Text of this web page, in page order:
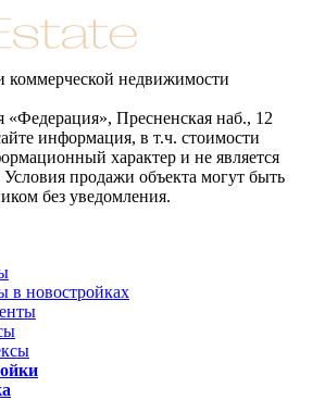
коммерческой недвижимости
Пресненская наб., 12
информация, в т.ч. стоимости
характер и не является
продажи объекта могут быть
без уведомления.
в новостройках